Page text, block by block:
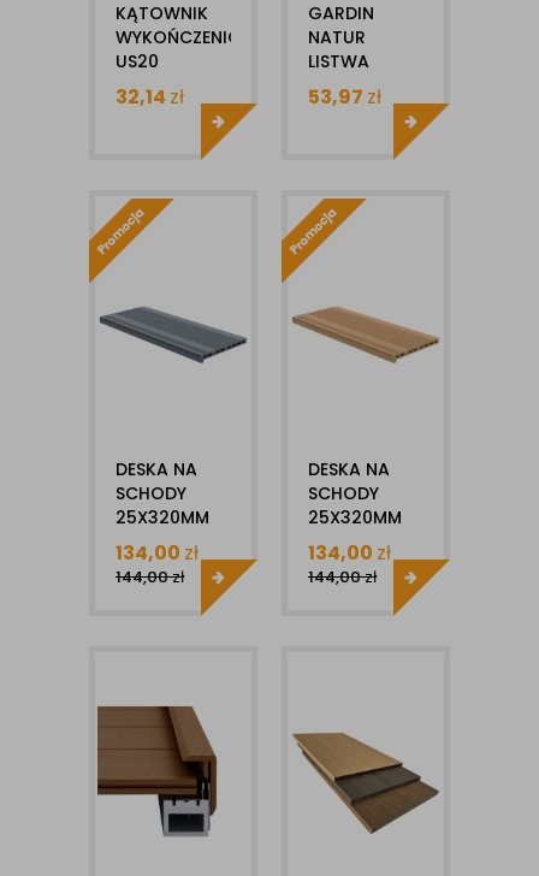
KĄTOWNIK
WYKOŃCZENIOWY
US20
ULTRASHIELD
1MB
32,14 zł
GARDIN
NATUR
LISTWA
KĄTOWA
WYKOŃCZENIOWA
53,97 zł
DESKA NA
SCHODY
25X320MM
1MB
BRUGGAN
134,00 zł
144,00zł
DESKA NA
SCHODY
25X320MM
1MB
BRUGGAN
134,00 zł
144,00zł